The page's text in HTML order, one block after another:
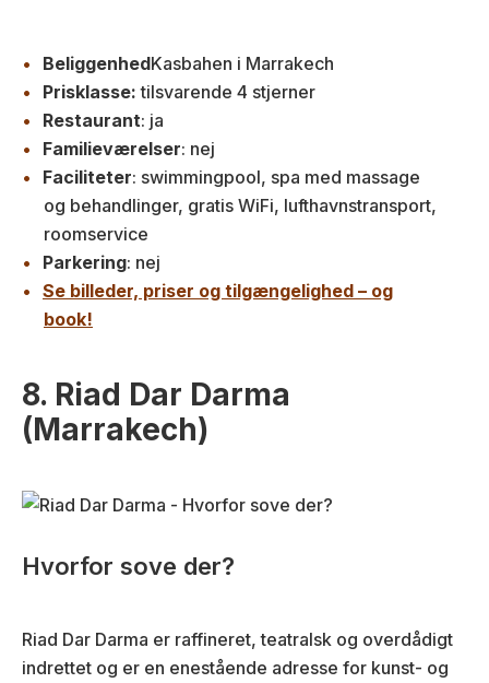
BeliggenhedKasbahen i Marrakech
Prisklasse: tilsvarende 4 stjerner
Restaurant: ja
Familieværelser: nej
Faciliteter: swimmingpool, spa med massage
og behandlinger, gratis WiFi, lufthavnstransport,
roomservice
Parkering: nej
Se billeder, priser og tilgængelighed – og
book!
8. Riad Dar Darma
(Marrakech)
Hvorfor sove der?
Riad Dar Darma er raffineret, teatralsk og overdådigt
indrettet og er en enestående adresse for kunst- og